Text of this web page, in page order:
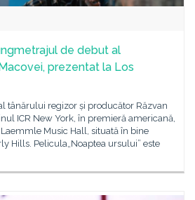
de debut al
prezentat la Los
tânărului regizor și producător Răzvan
ICR New York, în premieră americană,
Music Hall, situată în bine
Hills. Pelicula„Noaptea ursului” este